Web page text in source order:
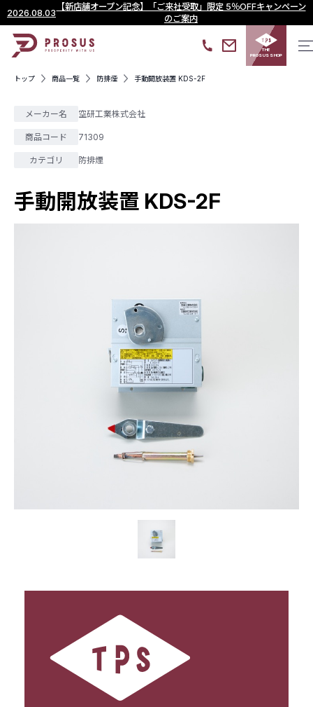
2026.08.03
【新店舗オープン記念】「ご来社受取」限定 5％OFFキャンペーン
のご案内
THE
PROSUS SHOP
トップ 商品一覧 防排煙 手動開放装置 KDS-2F
メーカー名 空研工業株式会社
商品コード 71309
カテゴリ 防排煙
手動開放装置 KDS-2F